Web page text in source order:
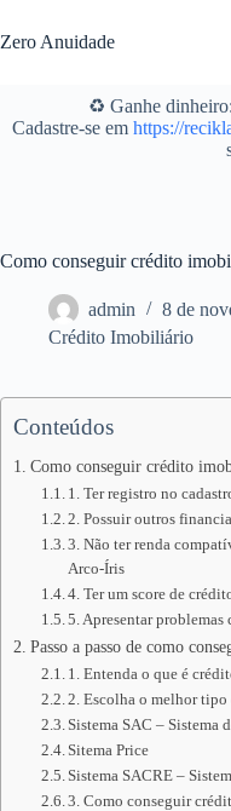
para
o
Zero Anuidade
♻️ Ganhe
Cadastre-se em https://
Como conseguir crédito
admin
8 de
Crédito Imobiliário
Conteúdos
Como conseguir crédito
1. Ter registro no
2. Possuir outros
3. Não ter renda
Arco-Íris
4. Ter um score de
5. Apresentar problemas
Passo a passo de como
1. Entenda o que é
2. Escolha o melhor
Sistema SAC – Sistema
Sitema Price
Sistema SACRE –
3. Como conseguir